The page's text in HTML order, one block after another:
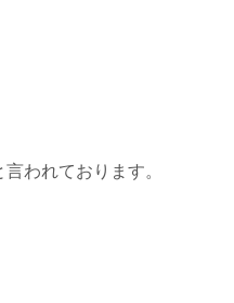
われております。